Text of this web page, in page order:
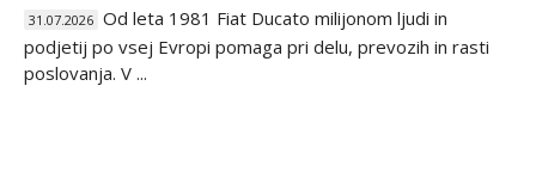
31.07.2026 Od leta 1981 Fiat Ducato milijonom ljudi in
podjetij po vsej Evropi pomaga pri delu, prevozih in rasti
poslovanja. V ...